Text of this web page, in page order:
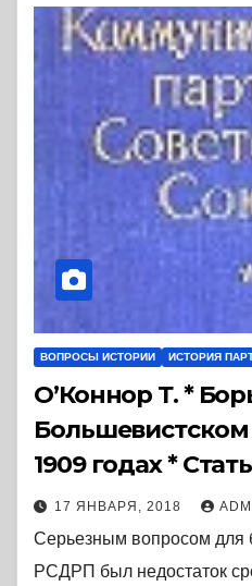
ВОПРОСЫ ИСТОРИИ ИСТОРИЯ
О’Коннор Т. *
Большевистском
1909 годах *
17 ЯНВАРЯ, 2018
Серьезным вопросом для
РСДРП был недостаток